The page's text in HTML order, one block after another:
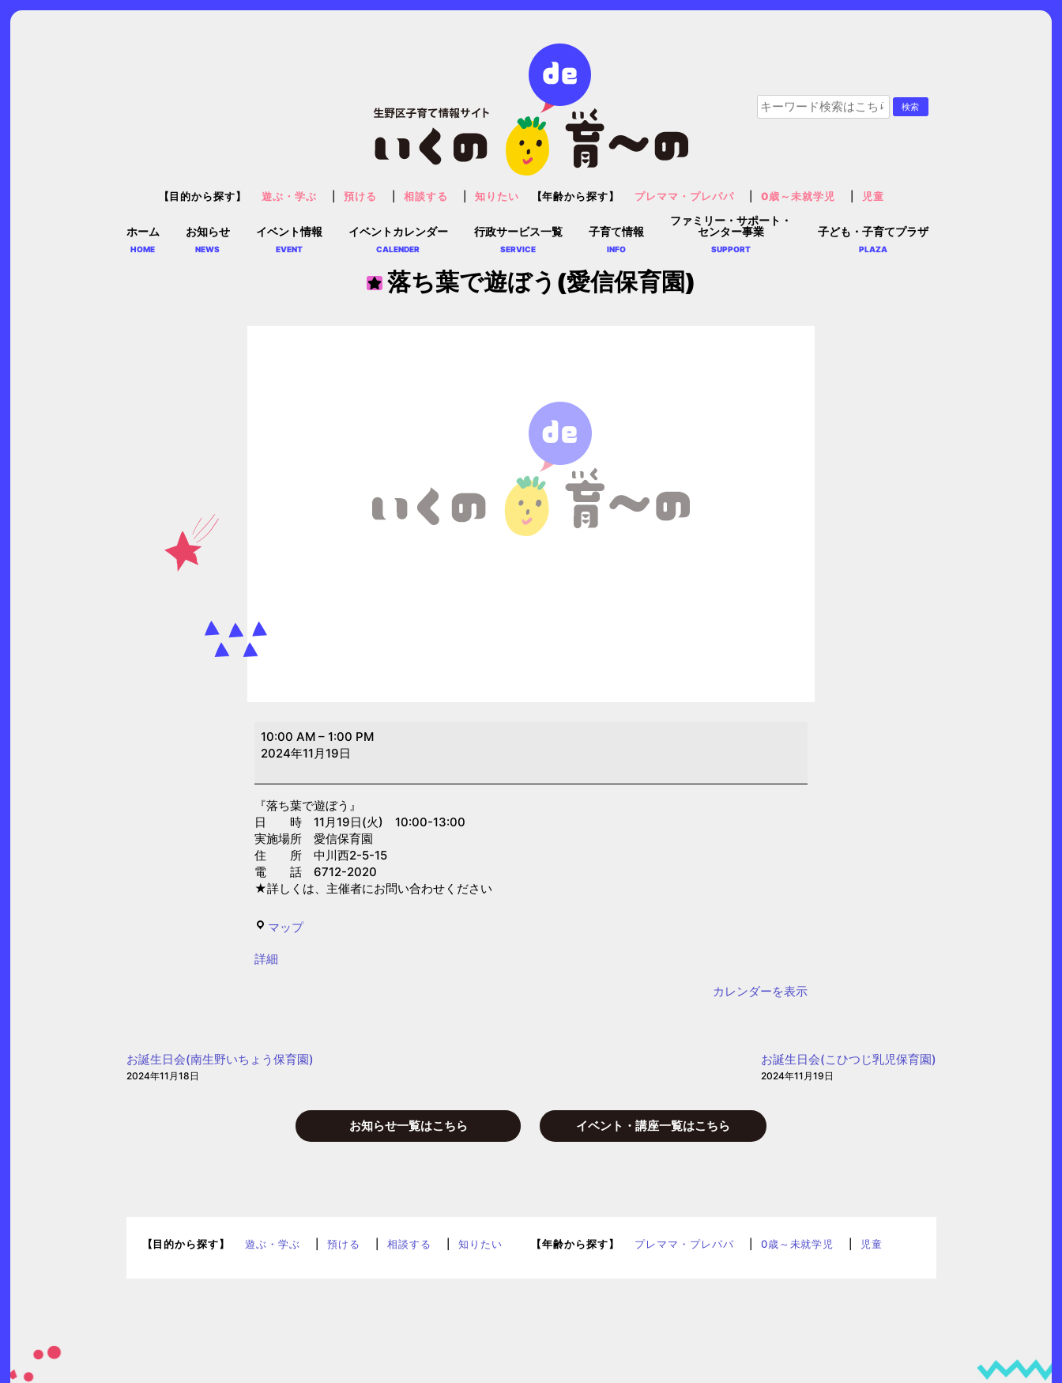
ホーム
HOME
お知らせ
NEWS
イベント情報
EVENT
イベントカレンダー
CALENDER
行政サービス一覧
SERVICE
子育て情報
INFO
ファミリー・サポート・
センター事業
SUPPORT
子ども・子育てプラザ
PLAZA
【目的から探す】 遊ぶ・学ぶ 預ける 相談する 知りたい 【年齢から探す】 プレママ・プレパパ 0歳～未就学児 児童
落ち葉で遊ぼう(愛信保育園)
落
ち
遊
ぼ
う
(愛
信
園)
10:00 AM – 1:00 PM
2024年11月19日
『落ち葉で遊ぼう』
日 時 11月19日(火) 10:00-13:00
実施場所 愛信保育園
住 所 中川西2-5-15
電 話 6712-2020
★詳しくは、主催者にお問い合わせください
マップ愛
{title}
詳細
カレンダーを表示
お誕生日会(南生野いちょう保育園)
2024年11月18日
お誕生日会(こひつじ乳児保育園)
2024年11月19日
お知らせ一覧はこちら イベント・講座一覧はこちら
【目的から探す】 遊ぶ・学ぶ 預ける 相談する 知りたい 【年齢から探す】 プレママ・プレパパ 0歳～未就学児 児童